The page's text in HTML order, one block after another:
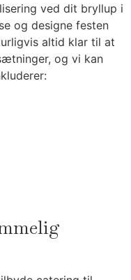
ved dit bryllup i
og designe festen
altid klar til at
og vi kan